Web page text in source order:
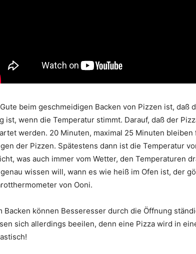
beim geschmeidigen Backen von Pizzen ist, daß
ist, wenn die Temperatur stimmt. Darauf, daß der
werden. 20 Minuten, maximal 25 Minuten
der Pizzen. Spätestens dann ist die Temperatur
was auch immer vom Wetter, den Temperaturen
wissen will, wann es wie heiß im Ofen ist, der
von Ooni.
Backen können Besseresser durch die Öffnung
sich allerdings beeilen, denn eine Pizza wird in